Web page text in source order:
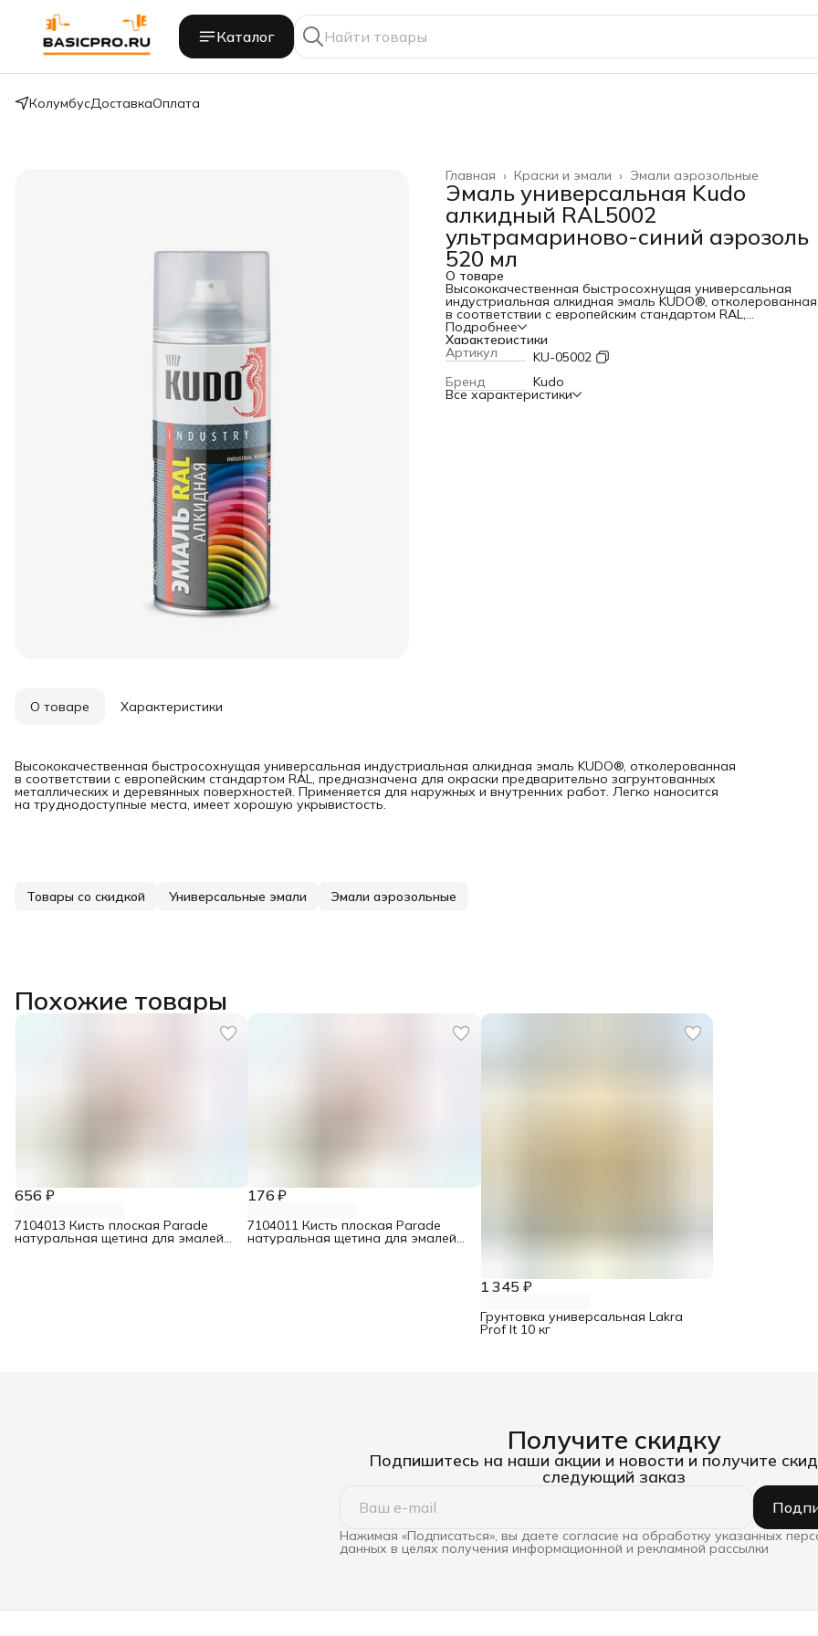
Каталог
КолумбусДоставкаОплата
Эмали аэрозольные
Краски и эмали ›
Главная ›
Эмаль универсальная Kudo
алкидный RAL5002
ультрамариново-синий аэрозоль
520 мл
О товаре
Высококачественная быстросохнущая универсальная
индустриальная алкидная эмаль KUDO®, отколерованная
в соответствии с европейским стандартом RAL,
предназначена для окраски предварительно
металлических и деревянных поверхностей. Применяется
для наружных и внутренних работ. Легко наносится
на труднодоступные места, имеет хорошую укрывистость.
Подробнее
Характеристики
Артикул
KU-05002
Бренд
Kudo
Все характеристики
О товаре Характеристики
Высококачественная быстросохнущая универсальная индустриальная алкидная эмаль KUDO®, отколерованная
в соответствии с европейским стандартом RAL, предназначена для окраски предварительно загрунтованных
металлических и деревянных поверхностей. Применяется для наружных и внутренних работ. Легко наносится
на труднодоступные места, имеет хорошую укрывистость.
Товары со скидкой Универсальные эмали Эмали аэрозольные
Похожие товары
656 ₽
7104013 Кисть плоская Parade
натуральная щетина для эмалей
176 ₽
7104011 Кисть плоская Parade
натуральная щетина для эмалей
1 345 ₽
Грунтовка универсальная Lakra
Prof It 10 кг
Получите скидку
Подпишитесь на наши акции и новости и получите
следующий заказ
Нажимая «Подписаться», вы даете согласие на обработку указанных
данных в целях получения информационной и рекламной рассылки